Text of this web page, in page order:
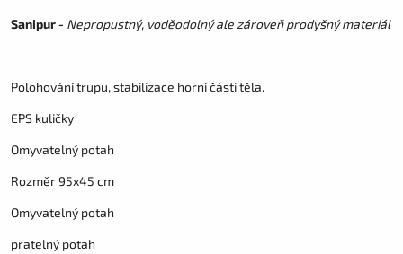
Sanipur - Nepropustný, voděodolný ale zároveň prodyšný materiál
Polohování trupu, stabilizace horní části těla.
EPS kuličky
Omyvatelný potah
Rozměr 95x45 cm
Omyvatelný potah
pratelný potah